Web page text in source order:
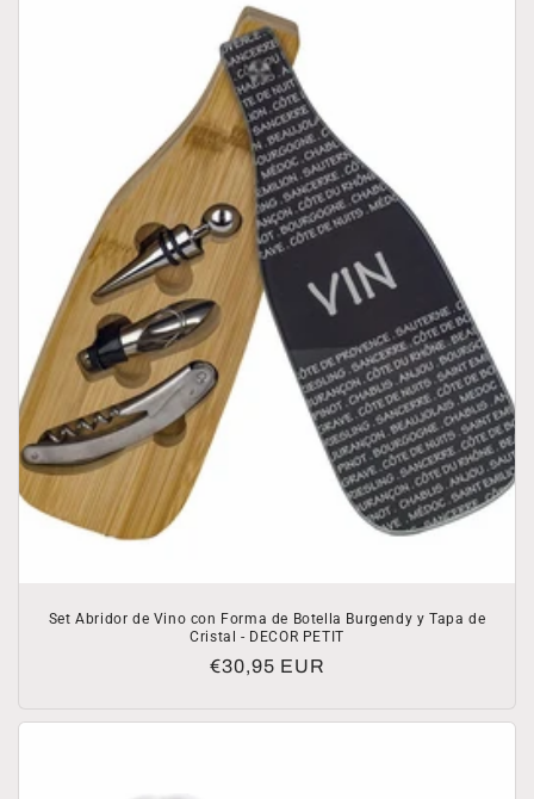
Set Abridor de Vino con Forma de Botella Burgendy y Tapa de
Cristal - DECOR PETIT
Precio
€30,95 EUR